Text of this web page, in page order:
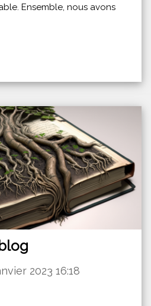
Ensemble, nous avons
2023 16:18